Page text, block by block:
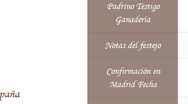
Padrino Testigo
Ganadería
Notas del festejo
Confirmación en
Madrid Fecha